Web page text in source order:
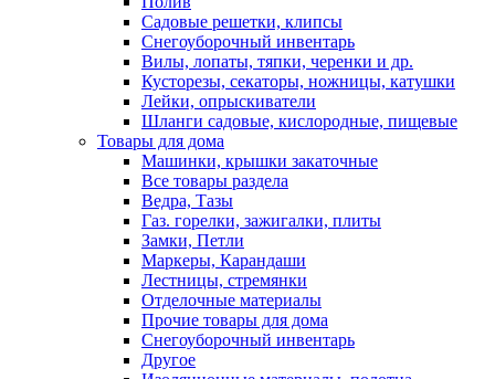
Садовые решетки, клипсы
Снегоуборочный инвентарь
Вилы, лопаты, тяпки, черенки и др.
Кусторезы, секаторы, ножницы, катушки
Лейки, опрыскиватели
Шланги садовые, кислородные, пищевые
Товары для дома
Машинки, крышки закаточные
Все товары раздела
Ведра, Тазы
Газ. горелки, зажигалки, плиты
Замки, Петли
Маркеры, Карандаши
Лестницы, стремянки
Отделочные материалы
Прочие товары для дома
Снегоуборочный инвентарь
Другое